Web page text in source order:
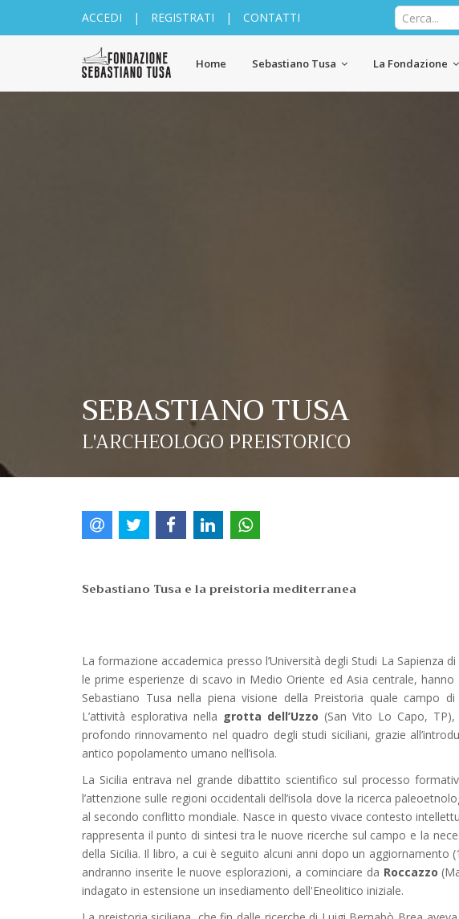
ACCEDI | REGISTRATI | CONTATTI
Home Sebastiano Tusa La Fondazione
SEBASTIANO TUSA
L'ARCHEOLOGO PREISTORICO
Sebastiano Tusa e la preistoria mediterranea
La formazione accademica presso l’Università degli Studi La Sapienza
le prime esperienze di scavo in Medio Oriente ed Asia centrale,
Sebastiano Tusa nella piena visione della Preistoria quale campo
L’attività esplorativa nella grotta dell’Uzzo (San Vito Lo Capo,
profondo rinnovamento nel quadro degli studi siciliani, grazie
antico popolamento umano nell’isola.
La Sicilia entrava nel grande dibattito scientifico sul processo
l’attenzione sulle regioni occidentali dell’isola dove la ricerca
al secondo conflitto mondiale. Nasce in questo vivace contesto
rappresenta il punto di sintesi tra le nuove ricerche sul campo e la
della Sicilia. Il libro, a cui è seguito alcuni anni dopo un
andranno inserite le nuove esplorazioni, a cominciare da Roccazzo
indagato in estensione un insediamento dell'Eneolitico iniziale.